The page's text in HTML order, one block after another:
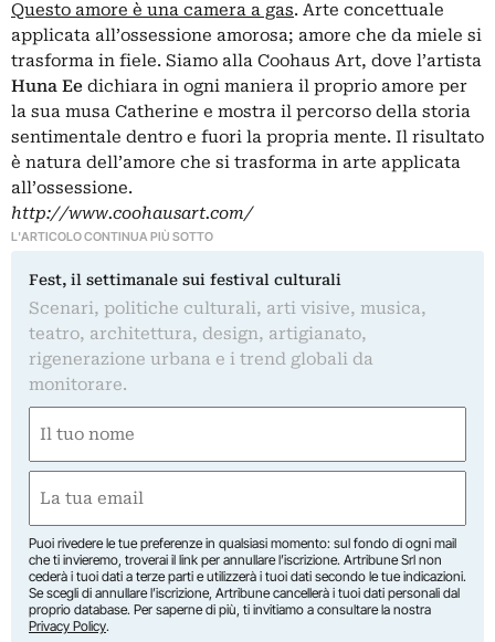
Questo amore è una camera a gas. Arte concettuale
applicata all’ossessione amorosa; amore che da miele si
trasforma in fiele. Siamo alla Coohaus Art, dove l’artista
Huna Ee dichiara in ogni maniera il proprio amore per
la sua musa Catherine e mostra il percorso della storia
sentimentale dentro e fuori la propria mente. Il risultato
è natura dell’amore che si trasforma in arte applicata
all’ossessione.
http://www.coohausart.com/
L'ARTICOLO CONTINUA PIÙ SOTTO
Fest, il settimanale sui festival culturali
Scenari, politiche culturali, arti visive, musica,
teatro, architettura, design, artigianato,
rigenerazione urbana e i trend globali da
monitorare.
(Obbligatorio)
Nome
(Obbligatorio)
Puoi rivedere le tue preferenze in qualsiasi momento: sul fondo di ogni mail
che ti invieremo, troverai il link per annullare l’iscrizione. Artribune Srl non
cederà i tuoi dati a terze parti e utilizzerà i tuoi dati secondo le tue indicazioni.
Se scegli di annullare l’iscrizione, Artribune cancellerà i tuoi dati personali dal
proprio database. Per saperne di più, ti invitiamo a consultare la nostra
Privacy Policy.